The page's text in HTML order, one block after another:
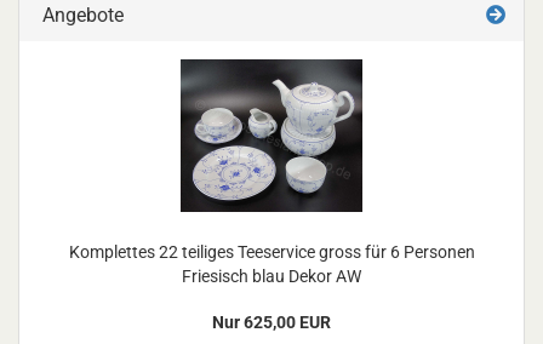
Angebote
Komplettes 22 teiliges Teeservice gross für 6 Personen
Friesisch blau Dekor AW
Nur 625,00 EUR